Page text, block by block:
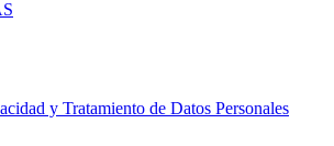
y Tratamiento de Datos Personales